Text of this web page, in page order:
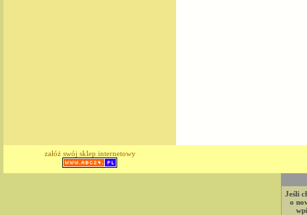
załóż swój sklep internetowy
Jeśli
o